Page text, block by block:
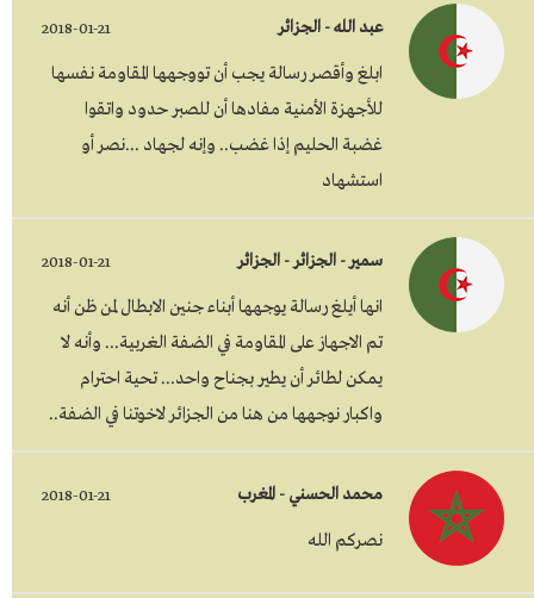
عبد الله - الجزائر 2018-01-21
ابلغ وأقصر رسالة يجب أن تووجهها المقاومة نفسها
للأجهزة الأمنية مفادها أن للصبر حدود واتقوا
غضبة الحليم إذا غضب.. وإنه لجهاد ...نصر أو
استشهاد
سمير - الجزائر - الجزائر 2018-01-21
انها أيلغ رسالة يوجهها أبناء جنين الابطال لمن ظن أنه
تم الاجهاز على المقاومة في الضفة الغربية... وأنه لا
يمكن لطائر أن يطير بجناح واحد... تحية احترام
واكبار نوجهها من هنا من الجزائر لاخوتنا في الضفة..
محمد الحسني - المغرب 2018-01-21
نصركم الله